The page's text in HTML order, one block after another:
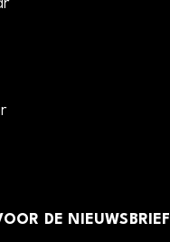
DE NIEUWSBRIEF